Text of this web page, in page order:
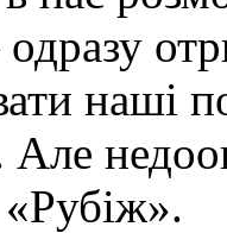
наші
Але